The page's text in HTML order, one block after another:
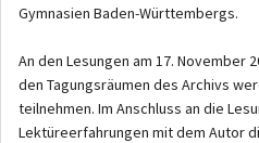
Gymnasien Baden-Württembergs.
An den Lesungen am 17. November
den Tagungsräumen des Archivs
teilnehmen. Im Anschluss an die
Lektüreerfahrungen mit dem Autor